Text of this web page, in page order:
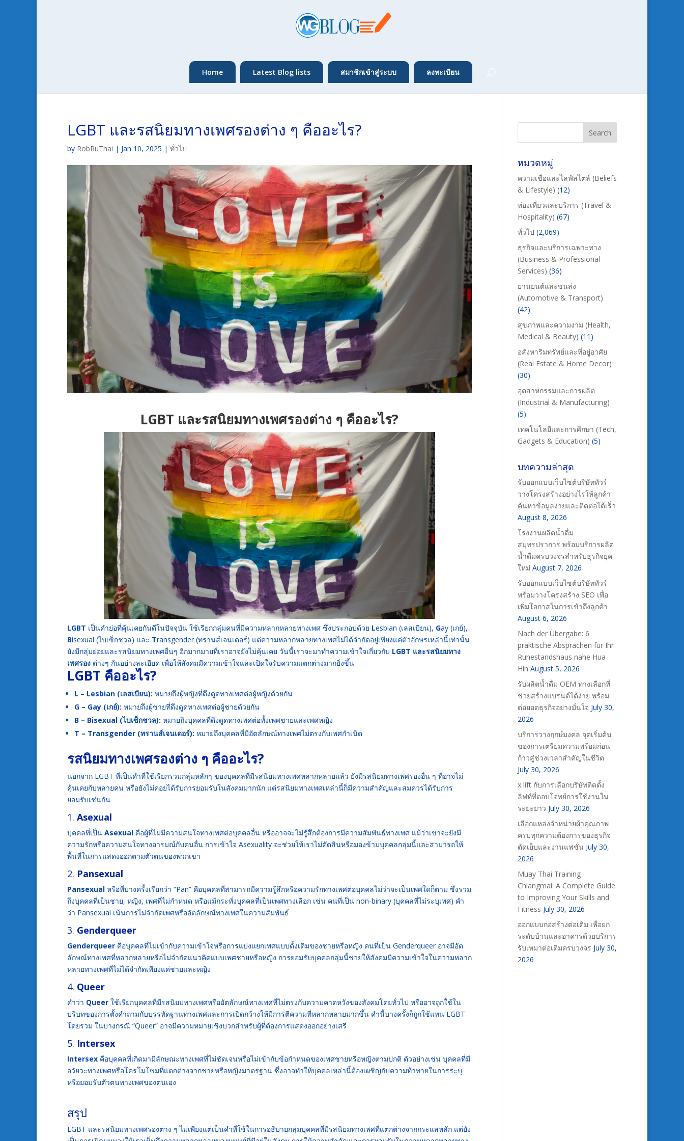
Home Latest Blog lists สมาชิกเข้าสู่ระบบ ลงทะเบียน
LGBT และรสนิยมทางเพศรองต่าง ๆ คืออะไร?
by RobRuThai | Jan 10, 2025 | ทั่วไป
LGBT และรสนิยมทางเพศรองต่าง ๆ คืออะไร?
LGBT เป็นคำย่อที่คุ้นเคยกันดีในปัจจุบัน ใช้เรียกกลุ่มคนที่มีความหลากหลายทางเพศ ซึ่งประกอบด้วย Lesbian (เลสเบียน), Gay (เกย์),
Bisexual (ไบเซ็กชวล) และ Transgender (ทรานส์เจนเดอร์) แต่ความหลากหลายทางเพศไม่ได้จำกัดอยู่เพียงแค่ตัวอักษรเหล่านี้เท่านั้น
ยังมีกลุ่มย่อยและรสนิยมทางเพศอื่นๆ อีกมากมายที่เราอาจยังไม่คุ้นเคย วันนี้เราจะมาทำความเข้าใจเกี่ยวกับ LGBT และรสนิยมทาง
เพศรอง ต่างๆ กันอย่างละเอียด เพื่อให้สังคมมีความเข้าใจและเปิดใจรับความแตกต่างมากยิ่งขึ้น
LGBT คืออะไร?
L – Lesbian (เลสเบียน): หมายถึงผู้หญิงที่ดึงดูดทางเพศต่อผู้หญิงด้วยกัน
G – Gay (เกย์): หมายถึงผู้ชายที่ดึงดูดทางเพศต่อผู้ชายด้วยกัน
B – Bisexual (ไบเซ็กชวล): หมายถึงบุคคลที่ดึงดูดทางเพศต่อทั้งเพศชายและเพศหญิง
T – Transgender (ทรานส์เจนเดอร์): หมายถึงบุคคลที่มีอัตลักษณ์ทางเพศไม่ตรงกับเพศกำเนิด
รสนิยมทางเพศรองต่าง ๆ คืออะไร?
นอกจาก LGBT ที่เป็นคำที่ใช้เรียกรวมกลุ่มหลักๆ ของบุคคลที่มีรสนิยมทางเพศหลากหลายแล้ว ยังมีรสนิยมทางเพศรองอื่น ๆ ที่อาจไม่
คุ้นเคยกับหลายคน หรือยังไม่ค่อยได้รับการยอมรับในสังคมมากนัก แต่รสนิยมทางเพศเหล่านี้ก็มีความสำคัญและสมควรได้รับการ
ยอมรับเช่นกัน
1. Asexual
บุคคลที่เป็น Asexual คือผู้ที่ไม่มีความสนใจทางเพศต่อบุคคลอื่น หรืออาจจะไม่รู้สึกต้องการมีความสัมพันธ์ทางเพศ แม้ว่าเขาจะยังมี
ความรักหรือความสนใจทางอารมณ์กับคนอื่น การเข้าใจ Asexuality จะช่วยให้เราไม่ตัดสินหรือมองข้ามบุคคลกลุ่มนี้และสามารถให้
พื้นที่ในการแสดงออกตามตัวตนของพวกเขา
2. Pansexual
Pansexual หรือที่บางครั้งเรียกว่า “Pan” คือบุคคลที่สามารถมีความรู้สึกหรือความรักทางเพศต่อบุคคลไม่ว่าจะเป็นเพศใดก็ตาม ซึ่งรวม
ถึงบุคคลที่เป็นชาย, หญิง, เพศที่ไม่กำหนด หรือแม้กระทั่งบุคคลที่เป็นเพศทางเลือก เช่น คนที่เป็น non-binary (บุคคลที่ไม่ระบุเพศ) คำ
ว่า Pansexual เน้นการไม่จำกัดเพศหรืออัตลักษณ์ทางเพศในความสัมพันธ์
3. Genderqueer
Genderqueer คือบุคคลที่ไม่เข้ากับความเข้าใจหรือการแบ่งแยกเพศแบบดั้งเดิมของชายหรือหญิง คนที่เป็น Genderqueer อาจมีอัต
ลักษณ์ทางเพศที่หลากหลายหรือไม่จำกัดแนวคิดแบบเพศชายหรือหญิง การยอมรับบุคคลกลุ่มนี้ช่วยให้สังคมมีความเข้าใจในความหลาก
หลายทางเพศที่ไม่ได้จำกัดเพียงแค่ชายและหญิง
4. Queer
คำว่า Queer ใช้เรียกบุคคลที่มีรสนิยมทางเพศหรืออัตลักษณ์ทางเพศที่ไม่ตรงกับความคาดหวังของสังคมโดยทั่วไป หรืออาจถูกใช้ใน
บริบทของการตั้งคำถามกับบรรทัดฐานทางเพศและการเปิดกว้างให้มีการตีความที่หลากหลายมากขึ้น คำนี้บางครั้งก็ถูกใช้แทน LGBT
โดยรวม ในบางกรณี “Queer” อาจมีความหมายเชิงบวกสำหรับผู้ที่ต้องการแสดงออกอย่างเสรี
5. Intersex
Intersex คือบุคคลที่เกิดมามีลักษณะทางเพศที่ไม่ชัดเจนหรือไม่เข้ากับข้อกำหนดของเพศชายหรือหญิงตามปกติ ตัวอย่างเช่น บุคคลที่มี
อวัยวะทางเพศหรือโครโมโซมที่แตกต่างจากชายหรือหญิงมาตรฐาน ซึ่งอาจทำให้บุคคลเหล่านี้ต้องเผชิญกับความท้าทายในการระบุ
หรือยอมรับตัวตนทางเพศของตนเอง
สรุป
LGBT และรสนิยมทางเพศรองต่าง ๆ ไม่เพียงแต่เป็นคำที่ใช้ในการอธิบายกลุ่มบุคคลที่มีรสนิยมทางเพศที่แตกต่างจากกระแสหลัก แต่ยัง
หมวดหมู่
ความเชื่อและไลฟ์สไตล์ (Beliefs
& Lifestyle) (12)
ท่องเที่ยวและบริการ (Travel &
Hospitality) (67)
ทั่วไป (2,069)
ธุรกิจและบริการเฉพาะทาง
(Business & Professional
Services) (36)
ยานยนต์และขนส่ง
(Automotive & Transport)
(42)
สุขภาพและความงาม (Health,
Medical & Beauty) (11)
อสังหาริมทรัพย์และที่อยู่อาศัย
(Real Estate & Home Decor)
(30)
อุตสาหกรรมและการผลิต
(Industrial & Manufacturing)
(5)
เทคโนโลยีและการศึกษา (Tech,
Gadgets & Education) (5)
บทความล่าสุด
รับออกแบบเว็บไซต์บริษัททัวร์
วางโครงสร้างอย่างไรให้ลูกค้า
ค้นหาข้อมูลง่ายและติดต่อได้เร็ว
August 8, 2026
โรงงานผลิตน้ำดื่ม
สมุทรปราการ พร้อมบริการผลิต
น้ำดื่มครบวงจรสำหรับธุรกิจยุค
ใหม่ August 7, 2026
รับออกแบบเว็บไซต์บริษัททัวร์
พร้อมวางโครงสร้าง SEO เพื่อ
เพิ่มโอกาสในการเข้าถึงลูกค้า
August 6, 2026
Nach der Übergabe: 6
praktische Absprachen für Ihr
Ruhestandshaus nahe Hua
Hin August 5, 2026
รับผลิตน้ำดื่ม OEM ทางเลือกที่
ช่วยสร้างแบรนด์ได้ง่าย พร้อม
ต่อยอดธุรกิจอย่างมั่นใจ July 30,
2026
บริการวางฤกษ์มงคล จุดเริ่มต้น
ของการเตรียมความพร้อมก่อน
ก้าวสู่ช่วงเวลาสำคัญในชีวิต
July 30, 2026
x lift กับการเลือกบริษัทติดตั้ง
ลิฟท์ที่ตอบโจทย์การใช้งานใน
ระยะยาว July 30, 2026
เลือกแหล่งจำหน่ายผ้าคุณภาพ
ครบทุกความต้องการของธุรกิจ
ตัดเย็บและงานแฟชั่น July 30,
2026
Muay Thai Training
Chiangmai: A Complete Guide
to Improving Your Skills and
Fitness July 30, 2026
ออกแบบก่อสร้างต่อเติม เพื่อยก
ระดับบ้านและอาคารด้วยบริการ
รับเหมาต่อเติมครบวงจร July 30,
2026